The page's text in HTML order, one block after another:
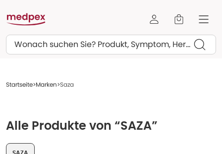
Suchen
Startseite Marken Saza
Alle Produkte von “SAZA”